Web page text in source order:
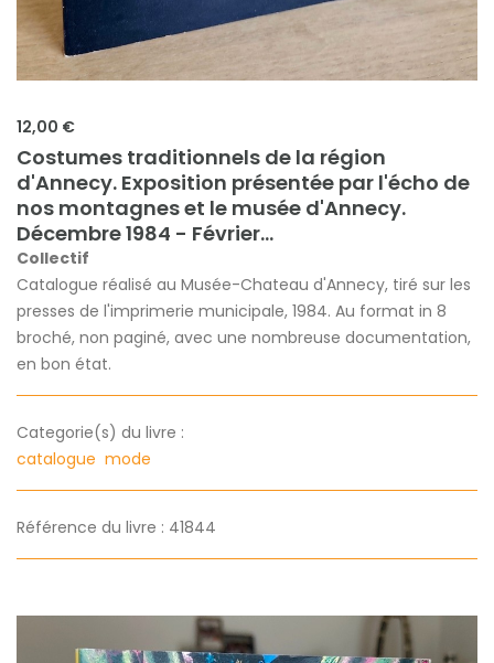
12,00 €
Costumes traditionnels de la région
d'Annecy. Exposition présentée par l'écho de
nos montagnes et le musée d'Annecy.
Décembre 1984 - Février...
Collectif
Catalogue réalisé au Musée-Chateau d'Annecy, tiré sur les
presses de l'imprimerie municipale, 1984. Au format in 8
broché, non paginé, avec une nombreuse documentation,
en bon état.
Categorie(s) du livre :
catalogue mode
Référence du livre : 41844